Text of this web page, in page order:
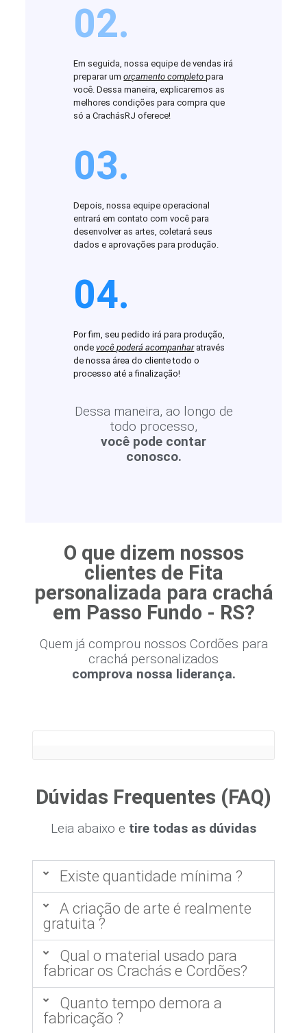
02.
Em seguida, nossa equipe de vendas irá
preparar umorçamento completopara
você. Dessa maneira, explicaremos as
melhores condições para compra que
só a CrachásRJ oferece!
03.
Depois, nossa equipe operacional
entrará em contato com você para
desenvolver as artes, coletará seus
dados e aprovações para produção.
04.
Por fim, seu pedido irá para produção,
ondevocê poderá acompanharatravés
de nossa área do cliente todo o
processo até a finalização!
Dessa maneira, ao longo de
todo processo,
você pode contar
conosco.
O que dizem nossos
clientes de Fita
personalizada para crachá
em Passo Fundo - RS?
Quem já comprou nossos Cordões para
crachá personalizados
comprova nossa liderança.
Dúvidas Frequentes (FAQ)
Leia abaixo e tire todas as dúvidas
Existe quantidade mínima ?
A criação de arte é realmente
gratuita ?
Qual o material usado para
fabricar os Crachás e Cordões?
Quanto tempo demora a
fabricação ?